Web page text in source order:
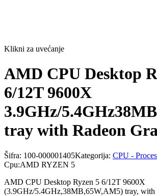
Klikni za uvećanje
AMD CPU Desktop
6/12T 9600X
3.9GHz/
tray with Radeon
Šifra: 100-000001405Kategorija: CPU -
Cpu:AMD RYZEN 5
AMD CPU Desktop Ryzen 5 6/12T 9600X
(3.9GHz/5.4GHz,38MB,65W,AM5) tray, with